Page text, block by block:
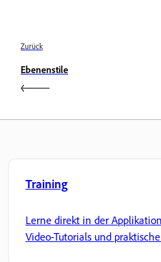
Zurück
Ebenenstile
Training
Lerne direkt in der
Video-Tutorials und